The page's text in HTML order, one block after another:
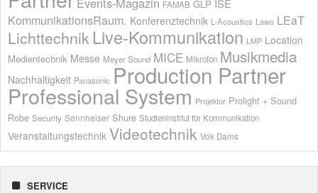
FAMAB GLP
KommunikationsRaum. Konferenztechnik L-Acoustics Lawo LEaT
Lichttechnik Live-Kommunikation LMP Location
Medientechnik Messe Meyer Sound MICE Mikrofon Musikmedia
Nachhaltigkeit Panasonic Production Partner
Professional System Projektor Prolight + Sound
Robe Security Sennheiser Shure Studieninstitut für Kommunikation
Veranstaltungstechnik Videotechnik Vok Dams
SERVICE